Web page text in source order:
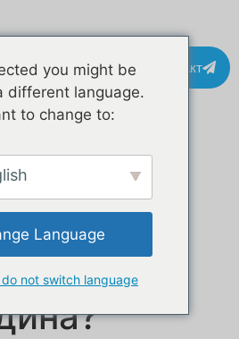
Контакт
храна
во
you might be
different language.
to change to:
Language
not switch language